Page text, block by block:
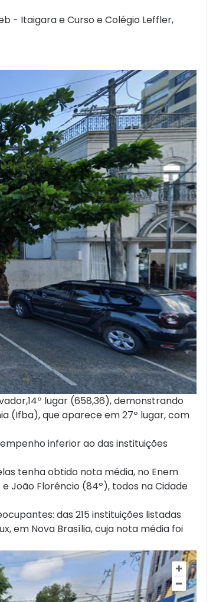
- Itaigara e Curso e Colégio Leffler,
lugar (658,36), demonstrando
(Ifba), que aparece em 27º lugar, com
inferior ao das instituições
tenha obtido nota média, no Enem
e João Florêncio (84º), todos na Cidade
das 215 instituições listadas
em Nova Brasília, cuja nota média foi